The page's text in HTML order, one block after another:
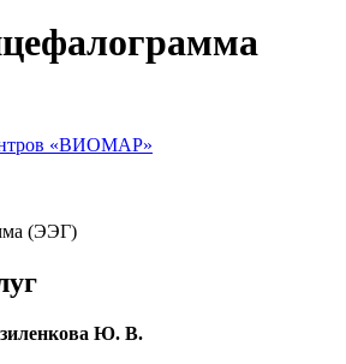
«ВИОМАР»
(ЭЭГ)
Ю. В.